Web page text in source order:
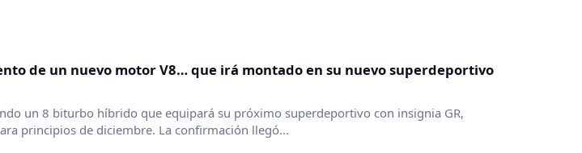
de un nuevo motor V8… que irá montado en su nuevo superdeportivo
un 8 biturbo híbrido que equipará su próximo superdeportivo con insignia GR,
principios de diciembre. La confirmación llegó...